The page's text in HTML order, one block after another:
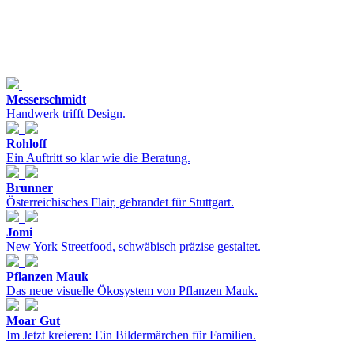
Messerschmidt
Handwerk trifft Design.
Rohloff
Ein Auftritt so klar wie die Beratung.
Brunner
Österreichisches Flair, gebrandet für Stuttgart.
Jomi
New York Streetfood, schwäbisch präzise gestaltet.
Pflanzen Mauk
Das neue visuelle Ökosystem von Pflanzen Mauk.
Moar Gut
Im Jetzt kreieren: Ein Bildermärchen für Familien.